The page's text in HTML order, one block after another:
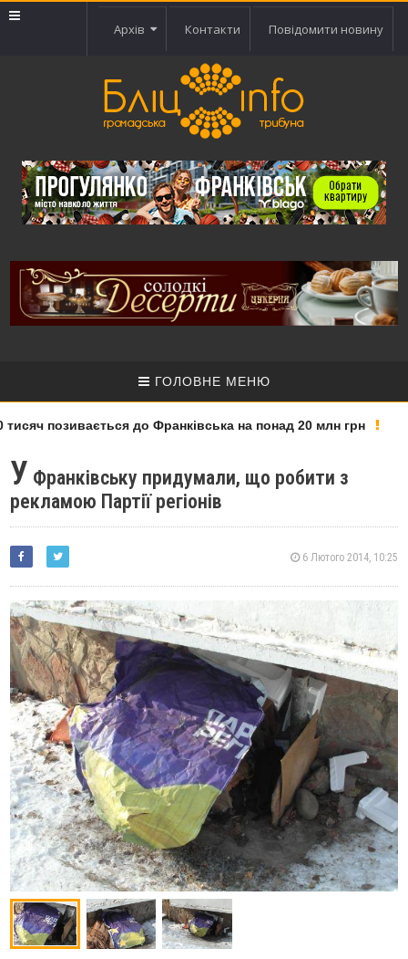
Архів Контакти Повідомити новину
ГОЛОВНЕ МЕНЮ
позивається до Франківська на понад 20 млн грн
У Франківську придумали, що робити з
рекламою Партії регіонів
6 Лютого 2014, 10:25